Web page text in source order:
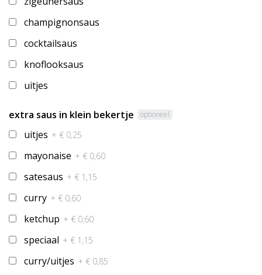
champignonsaus
cocktailsaus
knoflooksaus
uitjes
extra saus in klein bekertje optioneel
uitjes + € 0,25
mayonaise + € 0,60
satesaus + € 1,15
curry + € 0,60
ketchup + € 0,60
speciaal + € 1,15
curry/uitjes + € 0,85